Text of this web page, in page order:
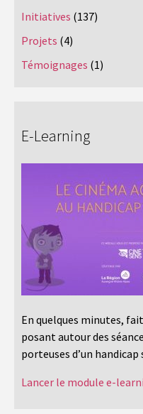
Initiatives (137)
Projets (4)
Témoignages (1)
E-Learning
En quelques minutes,
posant autour des
porteuses d’un handicap
Lancer le module e-